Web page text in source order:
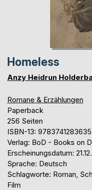
Homeless
Anzy Heidrun
Romane & Erzählungen
Paperback
256 Seiten
ISBN-13: 9783741283635
Verlag: BoD - Books on
Erscheinungsdatum:
Sprache: Deutsch
Schlagworte: Roman,
Film